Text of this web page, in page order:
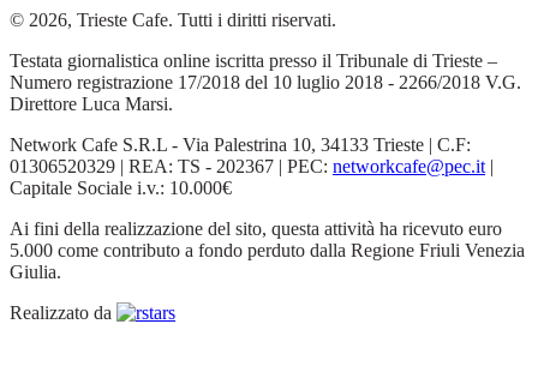
© 2026, Trieste Cafe. Tutti i diritti riservati.
Testata giornalistica online iscritta presso il Tribunale di Trieste –
Numero registrazione 17/2018 del 10 luglio 2018 - 2266/2018 V.G.
Direttore Luca Marsi.
Network Cafe S.R.L - Via Palestrina 10, 34133 Trieste | C.F:
01306520329 | REA: TS - 202367 | PEC: networkcafe@pec.it |
Capitale Sociale i.v.: 10.000€
Ai fini della realizzazione del sito, questa attività ha ricevuto euro
5.000 come contributo a fondo perduto dalla Regione Friuli Venezia
Giulia.
Realizzato da